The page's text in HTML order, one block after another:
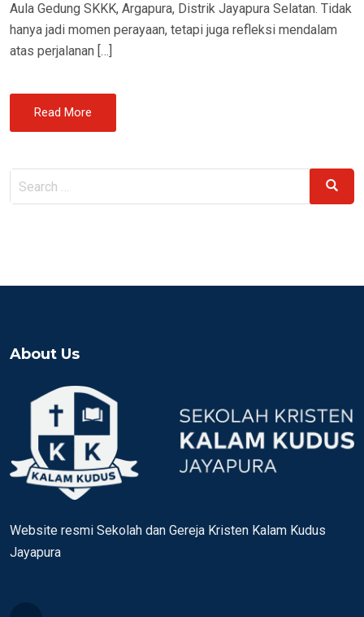
Aula Gedung SKKK, Argapura, Distrik Jayapura Selatan. Tidak
hanya jadi momen perayaan, tetapi juga refleksi mendalam
atas perjalanan […]
Read More
Search
for:
Search
About Us
Website resmi Sekolah dan Gereja Kristen Kalam Kudus
Jayapura